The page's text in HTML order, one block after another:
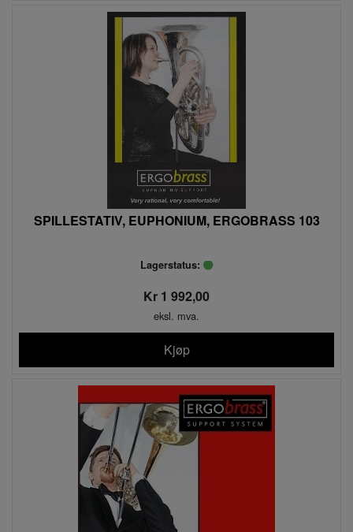
SPILLESTATIV, EUPHONIUM, ERGOBRASS 103
Lagerstatus:
Kr 1 992,00
eksl. mva.
Kjøp